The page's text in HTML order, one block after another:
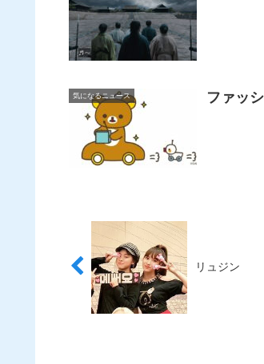
気になるニュース ファッ
リュジン